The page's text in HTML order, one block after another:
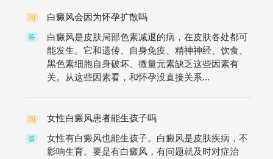
问 白癜风会因为怀孕扩散吗
答
白癜风是皮肤局部色素减退的病，在皮肤各处都可
能发生。它和遗传、自身免疫、精神神经、饮食、
黑色素细胞自身破坏、微量元素缺乏这些因素有
关。从这些因素看，和怀孕没直接关系...
问 女性白癜风患者能生孩子吗
答
女性有白癜风也能生孩子。白癜风是皮肤疾病，不
影响生育。要是有白癜风，有问题就及时对症治